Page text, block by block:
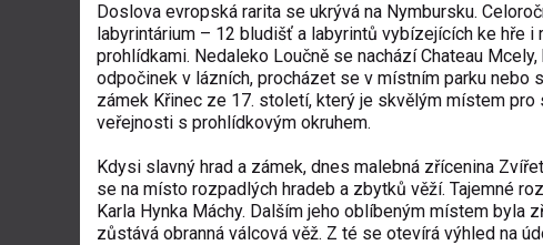
Doslova evropská rarita se ukrývá na Nymbursku.
labyrintárium – 12 bludišť a labyrintů vybízejících ke hře
prohlídkami. Nedaleko Loučně se nachází Chateau
odpočinek v lázních, procházet se v místním parku
zámek Křinec ze 17. století, který je skvělým místem
veřejnosti s prohlídkovým okruhem.
Kdysi slavný hrad a zámek, dnes malebná zřícenina
se na místo rozpadlých hradeb a zbytků věží. Tajemné
Karla Hynka Máchy. Dalším jeho oblíbeným místem byla
zůstává obranná válcová věž. Z té se otevírá výhled na